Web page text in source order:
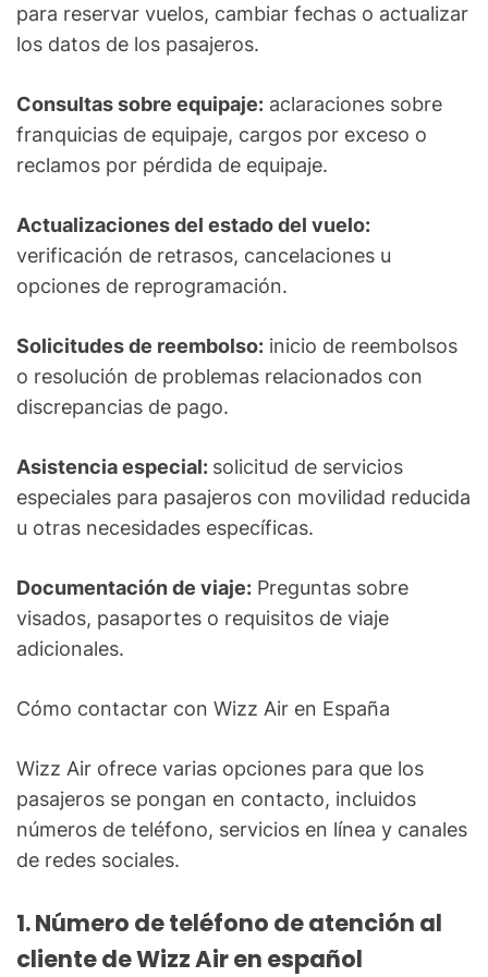
para reservar vuelos, cambiar fechas o actualizar
los datos de los pasajeros.
Consultas sobre equipaje: aclaraciones sobre
franquicias de equipaje, cargos por exceso o
reclamos por pérdida de equipaje.
Actualizaciones del estado del vuelo:
verificación de retrasos, cancelaciones u
opciones de reprogramación.
Solicitudes de reembolso: inicio de reembolsos
o resolución de problemas relacionados con
discrepancias de pago.
Asistencia especial: solicitud de servicios
especiales para pasajeros con movilidad reducida
u otras necesidades específicas.
Documentación de viaje: Preguntas sobre
visados, pasaportes o requisitos de viaje
adicionales.
Cómo contactar con Wizz Air en España
Wizz Air ofrece varias opciones para que los
pasajeros se pongan en contacto, incluidos
números de teléfono, servicios en línea y canales
de redes sociales.
1. Número de teléfono de atención al
cliente de Wizz Air en español